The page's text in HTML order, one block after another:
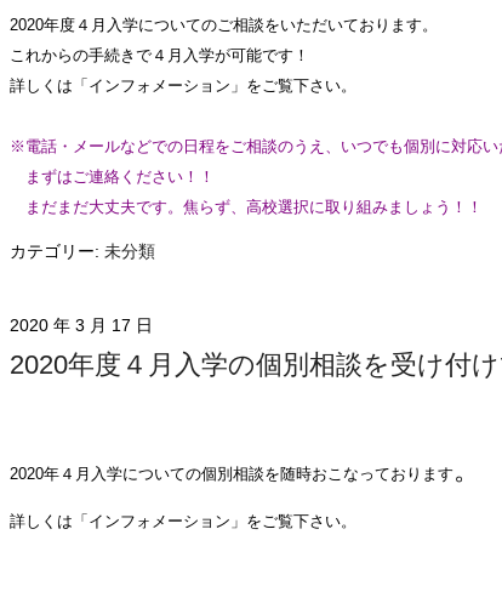
2020年度４月入学についてのご相談をいただいております。
これからの手続きで４月入学が可能です！
詳しくは「インフォメーション」をご覧下さい。
※電話・メールなどでの日程をご相談のうえ、いつでも個別に対応い
まずはご連絡ください！！
まだまだ大丈夫です。焦らず、高校選択に取り組みましょう！！
カテゴリー: 未分類
2020 年 3 月 17 日
2020年度４月入学の個別相談を受け付
2020年４月入学についての個別相談を随時おこなっております 。
詳しくは「インフォメーション」をご覧下さい。